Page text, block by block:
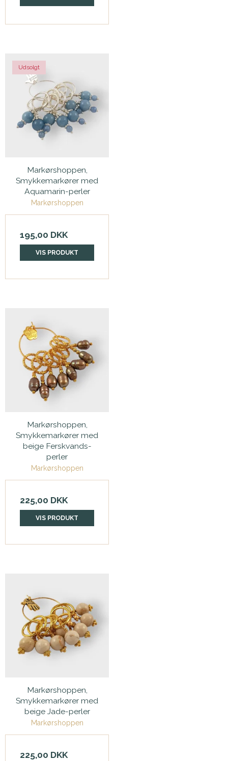
Udsolgt
Markørshoppen,
Smykkemarkører med
Aquamarin-perler
Markørshoppen
195,00 DKK
VIS PRODUKT
Markørshoppen,
Smykkemarkører med
beige Ferskvands-
perler
Markørshoppen
225,00 DKK
VIS PRODUKT
Markørshoppen,
Smykkemarkører med
beige Jade-perler
Markørshoppen
225,00 DKK